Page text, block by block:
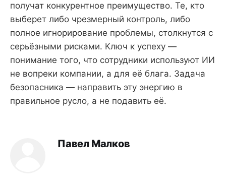
получат конкурентное преимущество. Те, кто
выберет либо чрезмерный контроль, либо
полное игнорирование проблемы, столкнутся с
серьёзными рисками. Ключ к успеху —
понимание того, что сотрудники используют ИИ
не вопреки компании, а для её блага. Задача
безопасника — направить эту энергию в
правильное русло, а не подавить её.
Павел Малков